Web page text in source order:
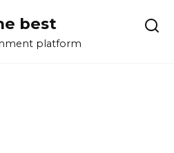
best
platform